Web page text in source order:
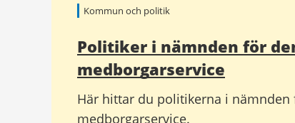
information
Kommun och politik
Politiker i nämnden för
medborgarservice
Här hittar du politikerna i
medborgarservice.